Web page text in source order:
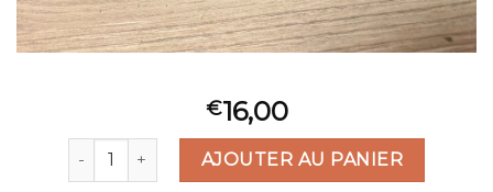
€16,00
quantité de Ensemble tasse / bouquet
AJOUTER AU PANIER